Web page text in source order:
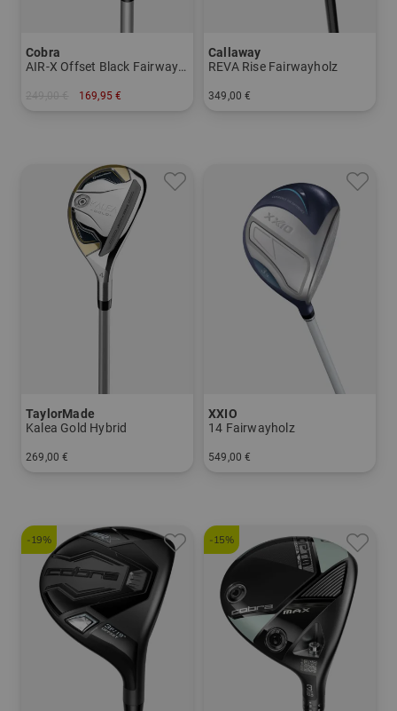
Cobra
AIR-X Offset Black Fairwayholz
169,95 €
Callaway
REVA Rise Fairwayholz
349,00 €
TaylorMade
Kalea Gold Hybrid
269,00 €
XXIO
14 Fairwayholz
549,00 €
-19% -15%